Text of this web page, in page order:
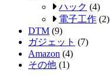
ハック (4)
電子工作 (2)
DTM (9)
ガジェット (7)
Amazon (4)
その他 (1)